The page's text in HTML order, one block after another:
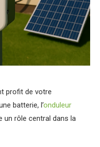
profit de votre
batterie, l’onduleur
un rôle central dans la